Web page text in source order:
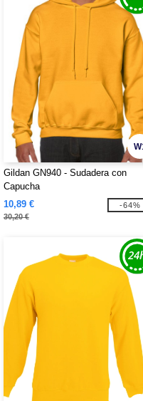
Gildan GN940 - Sudadera con
Capucha
10,89 €
30,20 €
-64%